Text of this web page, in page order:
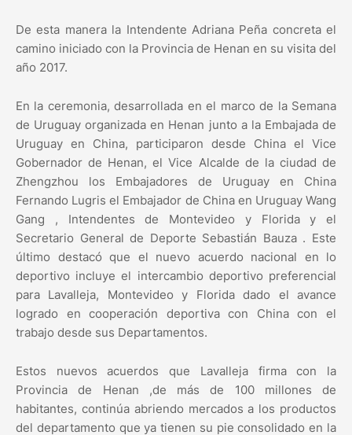
De esta manera la Intendente Adriana Peña concreta el
camino iniciado con la Provincia de Henan en su visita del
año 2017.
En la ceremonia, desarrollada en el marco de la Semana
de Uruguay organizada en Henan junto a la Embajada de
Uruguay en China, participaron desde China el Vice
Gobernador de Henan, el Vice Alcalde de la ciudad de
Zhengzhou los Embajadores de Uruguay en China
Fernando Lugris el Embajador de China en Uruguay Wang
Gang , Intendentes de Montevideo y Florida y el
Secretario General de Deporte Sebastián Bauza . Este
último destacó que el nuevo acuerdo nacional en lo
deportivo incluye el intercambio deportivo preferencial
para Lavalleja, Montevideo y Florida dado el avance
logrado en cooperación deportiva con China con el
trabajo desde sus Departamentos.
Estos nuevos acuerdos que Lavalleja firma con la
Provincia de Henan ,de más de 100 millones de
habitantes, continúa abriendo mercados a los productos
del departamento que ya tienen su pie consolidado en la